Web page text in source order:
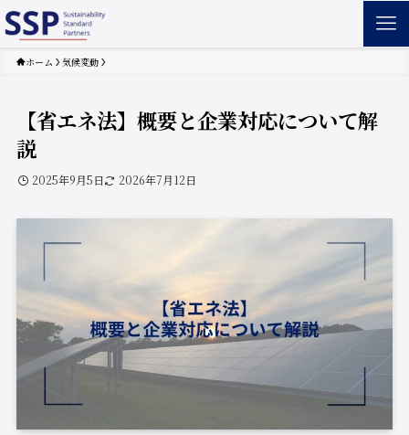
ホーム 気候変動
【省エネ法】概要と企業対応について解
説
2025年9月5日 2026年7月12日